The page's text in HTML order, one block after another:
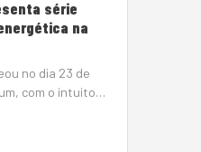
série
na
no dia 23 de
com o intuito